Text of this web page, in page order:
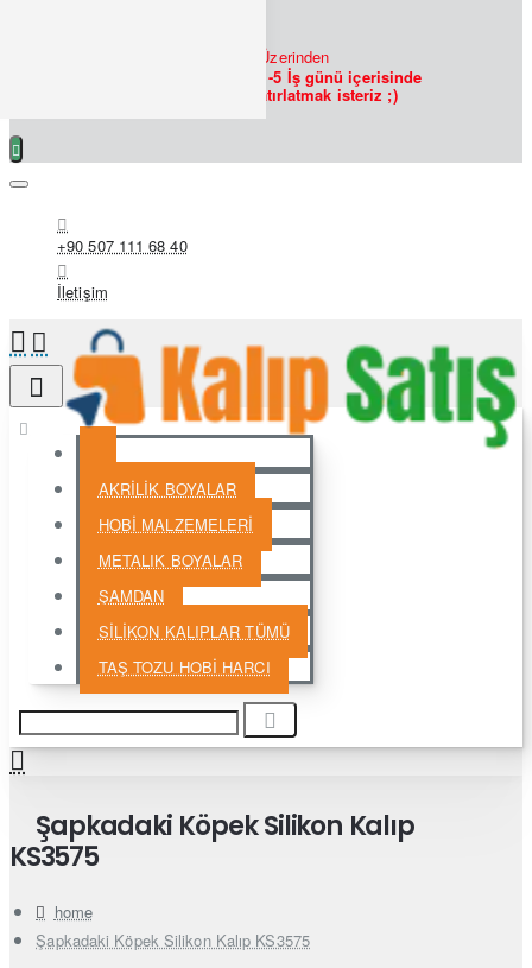
Üzerinden
Siparişlerin 1-5 İş günü içerisinde
hazırlanmakta olduğunu hatırlatmak isteriz ;)
+90 507 111 68 40
İletişim
AKRİLİK BOYALAR
HOBİ MALZEMELERİ
METALIK BOYALAR
ŞAMDAN
SİLİKON KALIPLAR TÜMÜ
TAŞ TOZU HOBİ HARCI
Şapkadaki Köpek Silikon Kalıp
KS3575
home
Şapkadaki Köpek Silikon Kalıp KS3575